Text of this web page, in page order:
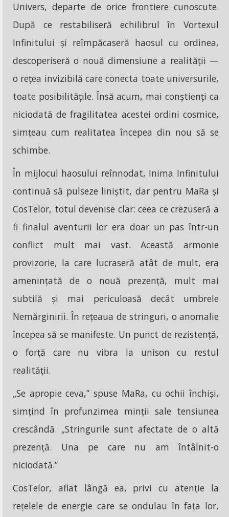
Univers, departe de orice frontiere cunoscute.
După ce restabiliseră echilibrul în Vortexul
Infinitului și reîmpăcaseră haosul cu ordinea,
descoperiseră o nouă dimensiune a realității —
o rețea invizibilă care conecta toate universurile,
toate posibilitățile. Însă acum, mai conștienți ca
niciodată de fragilitatea acestei ordini cosmice,
simțeau cum realitatea începea din nou să se
schimbe.
În mijlocul haosului reînnodat, Inima Infinitului
continuă să pulseze liniștit, dar pentru MaRa și
CosTelor, totul devenise clar: ceea ce crezuseră a
fi finalul aventurii lor era doar un pas într-un
conflict mult mai vast. Această armonie
provizorie, la care lucraseră atât de mult, era
amenințată de o nouă prezență, mult mai
subtilă și mai periculoasă decât umbrele
Nemărginirii. În rețeaua de stringuri, o anomalie
începea să se manifeste. Un punct de rezistență,
o forță care nu vibra la unison cu restul
realității.
„Se apropie ceva,” spuse MaRa, cu ochii închiși,
simțind în profunzimea minții sale tensiunea
crescândă. „Stringurile sunt afectate de o altă
prezență. Una pe care nu am întâlnit-o
niciodată.”
CosTelor, aflat lângă ea, privi cu atenție la
rețelele de energie care se ondulau în fața lor,